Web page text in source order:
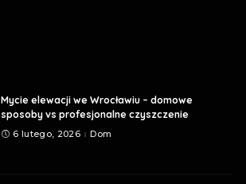
Mycie elewacji we Wrocławiu – domowe
sposoby vs profesjonalne czyszczenie
6 lutego, 2026 Dom